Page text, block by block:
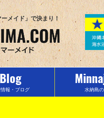
メイド」で決まり！
Blog
報・ブログ 水納島